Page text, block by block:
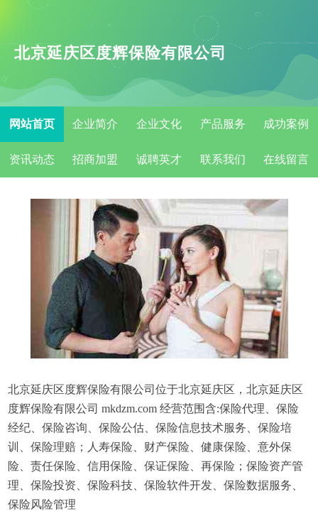
北京延庆区度辉保险有限公司
网站首页 企业简介 企业文化 产品服务 成功案例
资讯动态 招商加盟 诚聘英才 联系我们 在线留言
北京延庆区度辉保险有限公司位于北京延庆区，北京延庆区
度辉保险有限公司 mkdzm.com 经营范围含:保险代理、保险
经纪、保险咨询、保险公估、保险信息技术服务、保险培
训、保险理赔；人寿保险、财产保险、健康保险、意外保
险、责任保险、信用保险、保证保险、再保险；保险资产管
理、保险投资、保险科技、保险软件开发、保险数据服务、
保险风险管理